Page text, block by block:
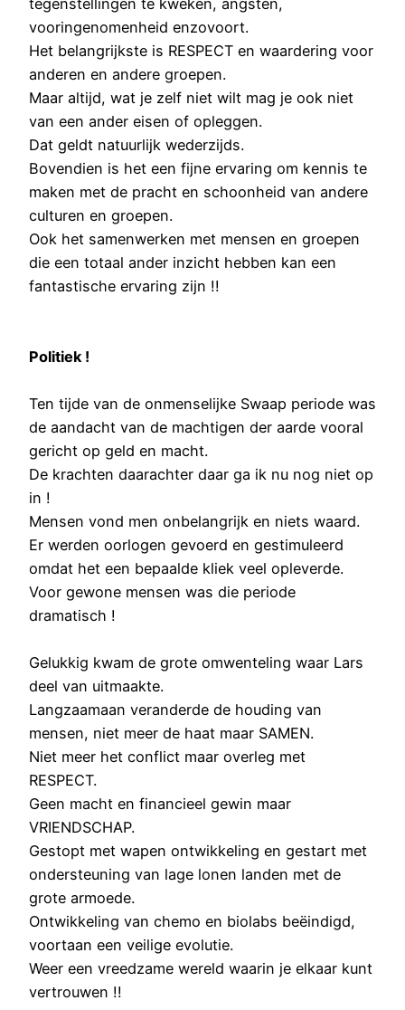
tegenstellingen te kweken, angsten,
vooringenomenheid enzovoort.
Het belangrijkste is RESPECT en waardering voor
anderen en andere groepen.
Maar altijd, wat je zelf niet wilt mag je ook niet
van een ander eisen of opleggen.
Dat geldt natuurlijk wederzijds.
Bovendien is het een fijne ervaring om kennis te
maken met de pracht en schoonheid van andere
culturen en groepen.
Ook het samenwerken met mensen en groepen
die een totaal ander inzicht hebben kan een
fantastische ervaring zijn !!
Politiek !
Ten tijde van de onmenselijke Swaap periode was
de aandacht van de machtigen der aarde vooral
gericht op geld en macht.
De krachten daarachter daar ga ik nu nog niet op
in !
Mensen vond men onbelangrijk en niets waard.
Er werden oorlogen gevoerd en gestimuleerd
omdat het een bepaalde kliek veel opleverde.
Voor gewone mensen was die periode
dramatisch !
Gelukkig kwam de grote omwenteling waar Lars
deel van uitmaakte.
Langzaamaan veranderde de houding van
mensen, niet meer de haat maar SAMEN.
Niet meer het conflict maar overleg met
RESPECT.
Geen macht en financieel gewin maar
VRIENDSCHAP.
Gestopt met wapen ontwikkeling en gestart met
ondersteuning van lage lonen landen met de
grote armoede.
Ontwikkeling van chemo en biolabs beëindigd,
voortaan een veilige evolutie.
Weer een vreedzame wereld waarin je elkaar kunt
vertrouwen !!